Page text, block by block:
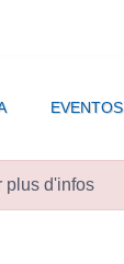
EVENTOS
plus d'infos